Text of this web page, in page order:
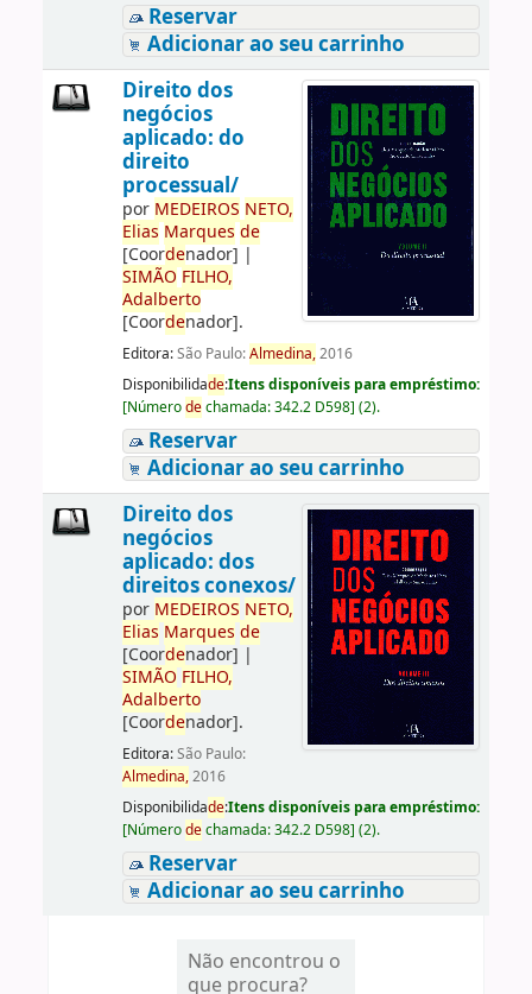
Reservar
Adicionar ao seu carrinho
Direito dos
negócios
aplicado: do
direito
processual/
por MEDEIROS NETO,
Elias Marques de
[Coordenador] |
SIMÃO FILHO,
Adalberto
[Coordenador].
Editora:São Paulo:Almedina,2016
Disponibilidade:Itens disponíveis para empréstimo:
[Númerodechamada:342.2 D598] (2).
Reservar
Adicionar ao seu carrinho
Direito dos
negócios
aplicado: dos
direitos conexos/
por MEDEIROS NETO,
Elias Marques de
[Coordenador] |
SIMÃO FILHO,
Adalberto
[Coordenador].
Editora:São Paulo:
Almedina,2016
Disponibilidade:Itens disponíveis para empréstimo:
[Númerodechamada:342.2 D598] (2).
Reservar
Adicionar ao seu carrinho
Não encontrou o
que procura?